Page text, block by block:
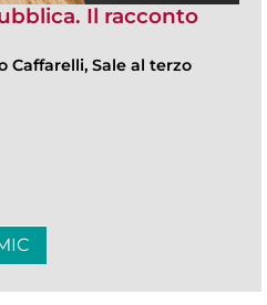
Il racconto
Caffarelli, Sale al terzo